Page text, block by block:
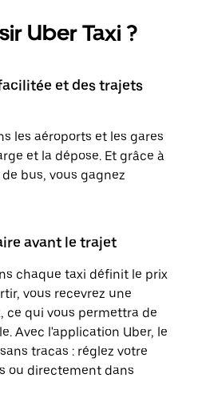
Uber Taxi ?
et des trajets
les aéroports et les gares
et la dépose. Et grâce à
bus, vous gagnez
avant le trajet
chaque taxi définit le prix
vous recevrez une
ce qui vous permettra de
Avec l'application Uber, le
tracas : réglez votre
ou directement dans